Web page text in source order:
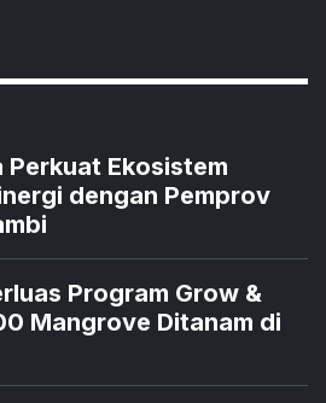
Perkuat Ekosistem
dengan Pemprov
Program Grow &
Mangrove Ditanam di